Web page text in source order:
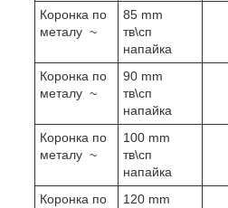
Коронка по
металу ~
85 mm
тв\сп
напайка
Коронка по
металу ~
90 mm
тв\сп
напайка
Коронка по
металу ~
100 mm
тв\сп
напайка
Коронка по 120 mm